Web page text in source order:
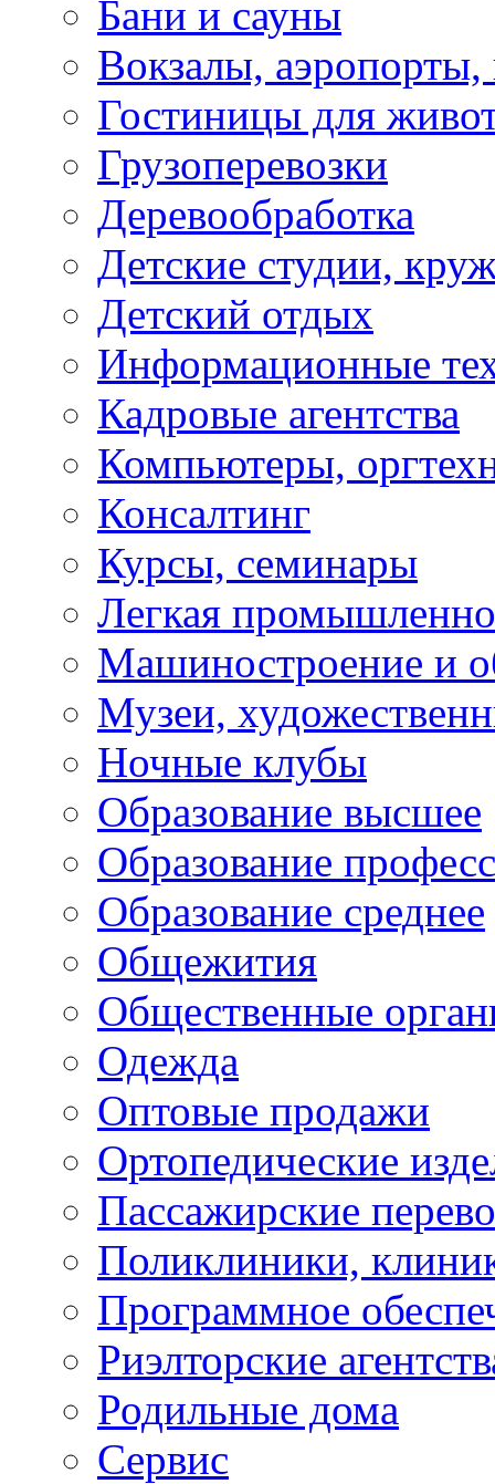
Бани и сауны
Вокзалы,
Гостиницы для
Грузоперевозки
Деревообработка
Детские студии,
Детский отдых
Информационные
Кадровые агентства
Компьютеры,
Консалтинг
Курсы, семинары
Легкая
Машиностроение и
Музеи,
Ночные клубы
Образование высшее
Образование
Образование среднее
Общежития
Общественные
Одежда
Оптовые продажи
Ортопедические
Пассажирские
Поликлиники,
Программное
Риэлторские
Родильные дома
Сервис